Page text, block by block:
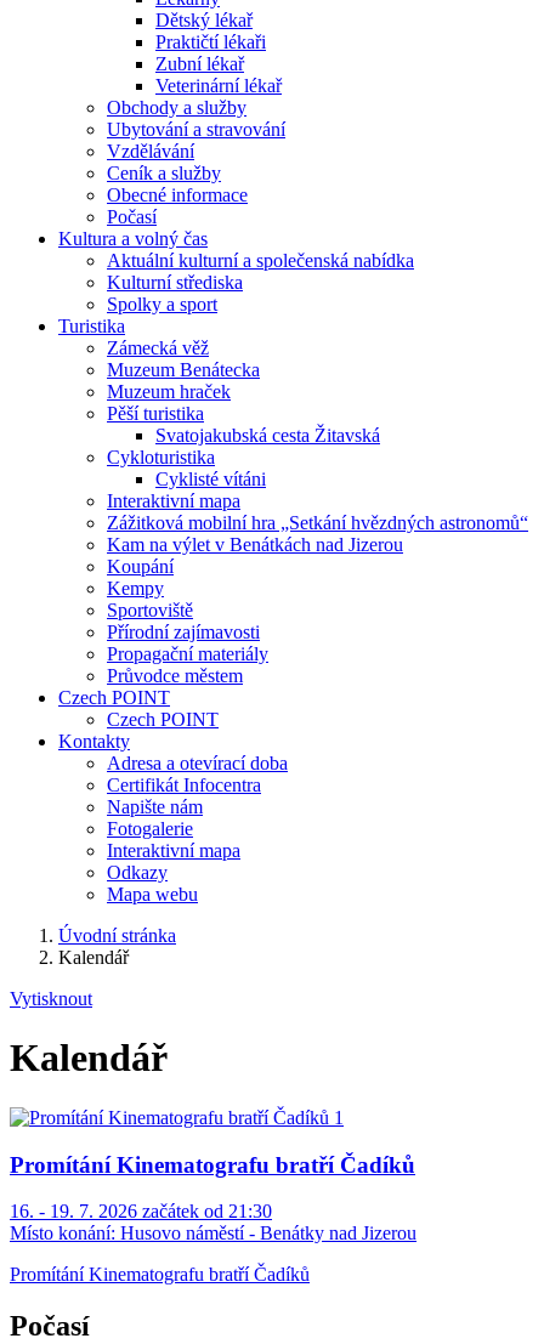
Dětský lékař
Praktičtí lékaři
Zubní lékař
Veterinární lékař
Obchody a služby
Ubytování a stravování
Vzdělávání
Ceník a služby
Obecné informace
Počasí
Kultura a volný čas
Aktuální kulturní a společenská nabídka
Kulturní střediska
Spolky a sport
Turistika
Zámecká věž
Muzeum Benátecka
Muzeum hraček
Pěší turistika
Svatojakubská cesta Žitavská
Cykloturistika
Cyklisté vítáni
Interaktivní mapa
Zážitková mobilní hra „Setkání hvězdných astronomů“
Kam na výlet v Benátkách nad Jizerou
Koupání
Kempy
Sportoviště
Přírodní zajímavosti
Propagační materiály
Průvodce městem
Czech POINT
Czech POINT
Kontakty
Adresa a otevírací doba
Certifikát Infocentra
Napište nám
Fotogalerie
Interaktivní mapa
Odkazy
Mapa webu
Úvodní stránka
Kalendář
Vytisknout
Kalendář
Promítání Kinematografu bratří Čadíků
16. - 19. 7. 2026 začátek od 21:30
Místo konání: Husovo náměstí - Benátky nad Jizerou
Promítání Kinematografu bratří Čadíků
Počasí